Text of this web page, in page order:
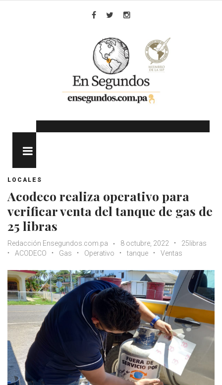
LOCALES
​Acodeco realiza operativo para
verificar venta del tanque de gas de
25 libras
Redacción Ensegundos.com.pa 8 octubre, 2022
25libras
ACODECO
Gas Operativo tanque Ventas